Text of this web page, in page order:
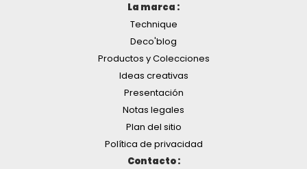
La marca :
Technique
Deco'blog
Productos y Colecciones
Ideas creativas
Presentación
Notas legales
Plan del sitio
Política de privacidad
Contacto :